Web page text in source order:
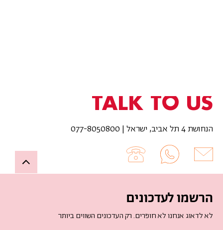
TALK TO US
הנחושת 4 תל אביב, ישראל | 077-8050800
Up
הרשמו לעדכונים
לא לדאוג אנחנו לא חופרים. רק העדכונים השווים ביותר